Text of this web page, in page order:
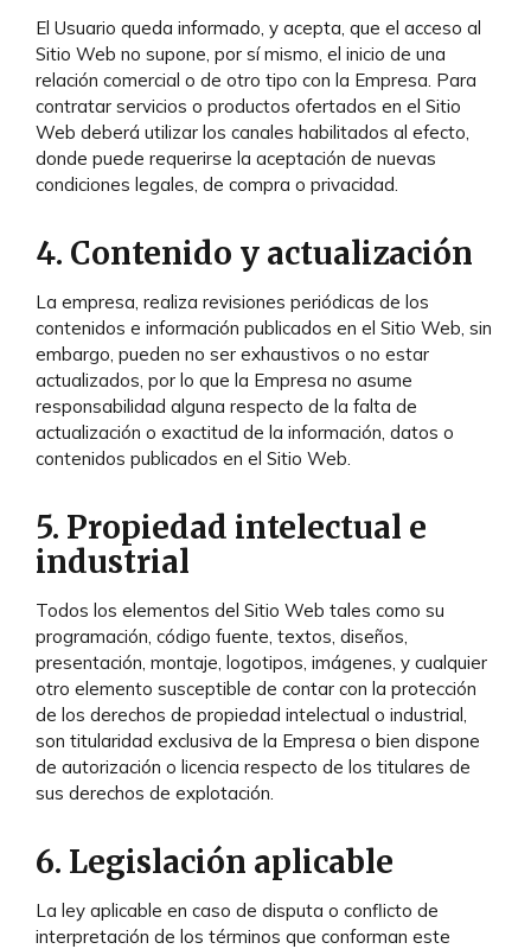
El Usuario queda informado, y acepta, que el acceso al
Sitio Web no supone, por sí mismo, el inicio de una
relación comercial o de otro tipo con la Empresa. Para
contratar servicios o productos ofertados en el Sitio
Web deberá utilizar los canales habilitados al efecto,
donde puede requerirse la aceptación de nuevas
condiciones legales, de compra o privacidad.
4. Contenido y actualización
La empresa, realiza revisiones periódicas de los
contenidos e información publicados en el Sitio Web, sin
embargo, pueden no ser exhaustivos o no estar
actualizados, por lo que la Empresa no asume
responsabilidad alguna respecto de la falta de
actualización o exactitud de la información, datos o
contenidos publicados en el Sitio Web.
5. Propiedad intelectual e
industrial
Todos los elementos del Sitio Web tales como su
programación, código fuente, textos, diseños,
presentación, montaje, logotipos, imágenes, y cualquier
otro elemento susceptible de contar con la protección
de los derechos de propiedad intelectual o industrial,
son titularidad exclusiva de la Empresa o bien dispone
de autorización o licencia respecto de los titulares de
sus derechos de explotación.
6. Legislación aplicable
La ley aplicable en caso de disputa o conflicto de
interpretación de los términos que conforman este